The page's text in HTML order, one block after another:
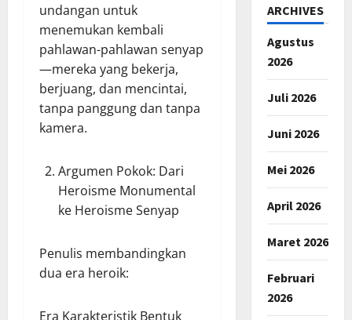
undangan untuk
menemukan kembali
pahlawan-pahlawan senyap
—mereka yang bekerja,
berjuang, dan mencintai,
tanpa panggung dan tanpa
kamera.
Argumen Pokok: Dari
Heroisme Monumental
ke Heroisme Senyap
Penulis membandingkan
dua era heroik:
Era Karakteristik Bentuk
ARCHIVES
Agustus
2026
Juli 2026
Juni 2026
Mei 2026
April 2026
Maret 2026
Februari
2026